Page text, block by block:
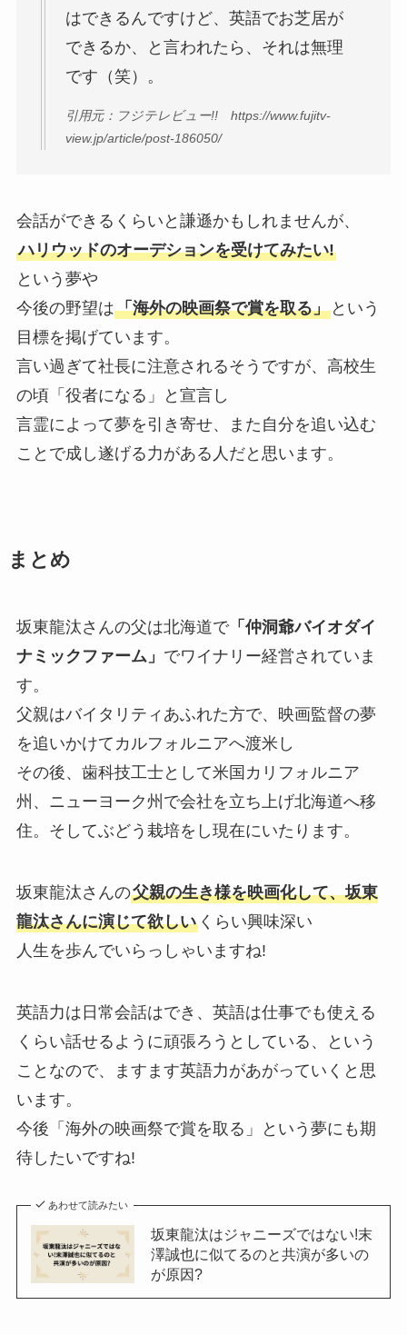
はできるんですけど、英語でお芝居が
できるか、と言われたら、それは無理
です（笑）。
引用元：フジテレビュー!! https://www.fujitv-
view.jp/article/post-186050/
会話ができるくらいと謙遜かもしれませんが、
ハリウッドのオーデションを受けてみたい!
という夢や
今後の野望は「海外の映画祭で賞を取る」という
目標を掲げています。
言い過ぎて社長に注意されるそうですが、高校生
の頃「役者になる」と宣言し
言霊によって夢を引き寄せ、また自分を追い込む
ことで成し遂げる力がある人だと思います。
まとめ
坂東龍汰さんの父は北海道で「仲洞爺バイオダイ
ナミックファーム」 でワイナリー経営されていま
す。
父親はバイタリティあふれた方で、映画監督の夢
を追いかけてカルフォルニアへ渡米し
その後、歯科技工士として米国カリフォルニア
州、ニューヨーク州で会社を立ち上げ北海道へ移
住。そしてぶどう栽培をし現在にいたります。
坂東龍汰さんの父親の生き様を映画化して、坂東
龍汰さんに演じて欲しいくらい興味深い
人生を歩んでいらっしゃいますね!
英語力は日常会話はでき、英語は仕事でも使える
くらい話せるように頑張ろうとしている、という
ことなので、ますます英語力があがっていくと思
います。
今後「海外の映画祭で賞を取る」という夢にも期
待したいですね!
あわせて読みたい
坂東龍汰はジャニーズではない!末
澤誠也に似てるのと共演が多いの
が原因?